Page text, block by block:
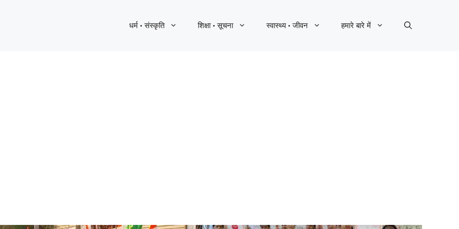
धर्म · संस्कृति शिक्षा · सूचना स्वास्थ्य · जीवन हमारे बारे में